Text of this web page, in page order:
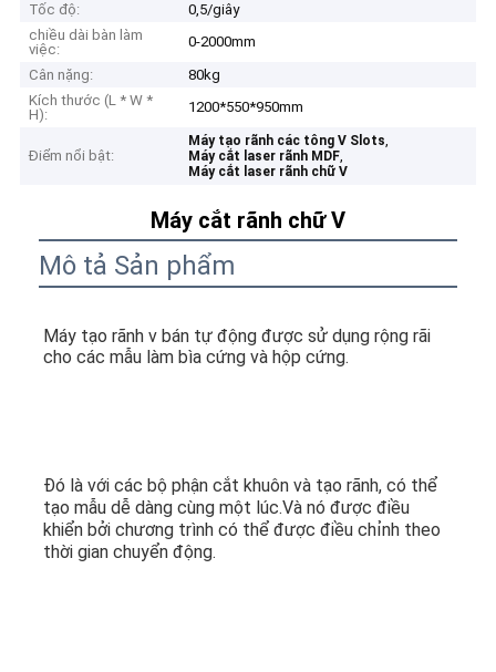
Tốc độ:
0,5/giây
chiều dài bàn làm
việc:
0-2000mm
Cân nặng:
80kg
Kích thước (L * W *
H):
1200*550*950mm
Điểm nổi bật:
Máy tạo rãnh các tông V Slots,
Máy cắt laser rãnh MDF,
Máy cắt laser rãnh chữ V
Máy cắt rãnh chữ V
Mô tả Sản phẩm
Máy tạo rãnh v bán tự động được sử dụng rộng rãi
cho các mẫu làm bìa cứng và hộp cứng.
Đó là với các bộ phận cắt khuôn và tạo rãnh, có thể
tạo mẫu dễ dàng cùng một lúc.Và nó được điều
khiển bởi chương trình có thể được điều chỉnh theo
thời gian chuyển động.